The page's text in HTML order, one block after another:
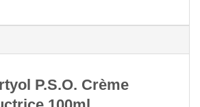
P.S.O. Crème